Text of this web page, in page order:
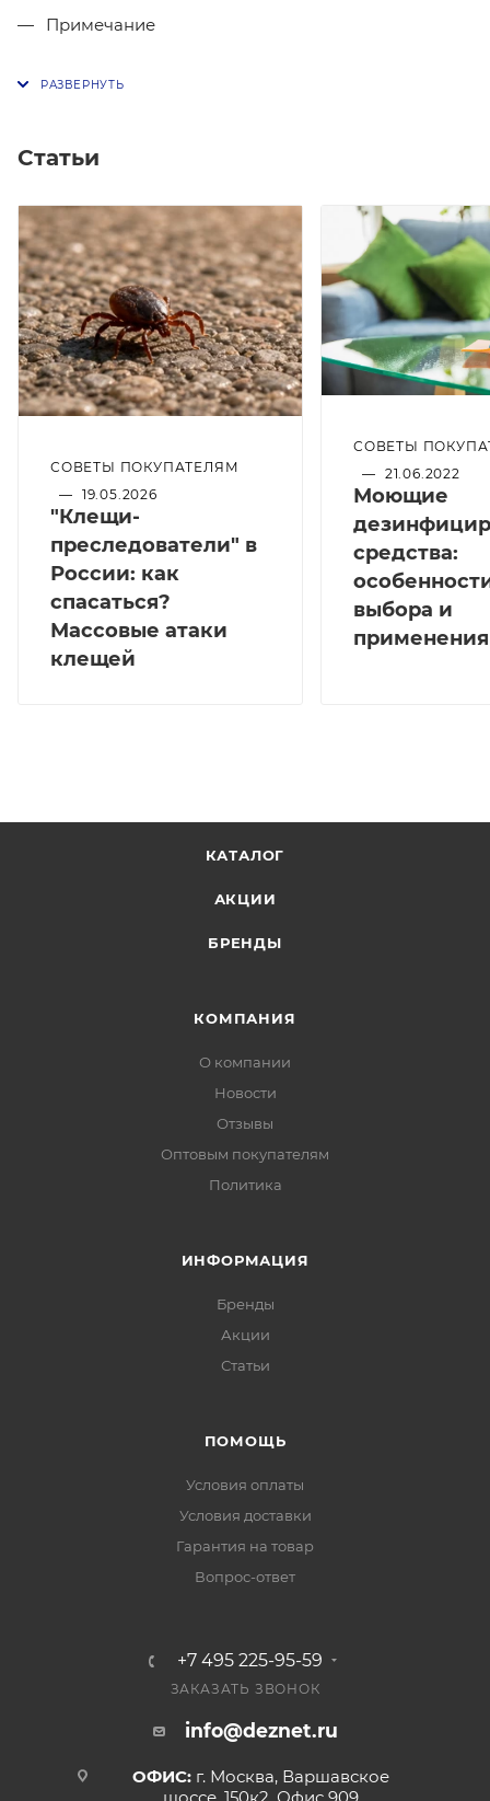
Примечание
Статьи
СОВЕТЫ ПОКУПАТЕЛЯМ
— 19.05.2026
"Клещи-
преследователи" в
России: как
спасаться?
Массовые атаки
клещей
СОВЕТЫ
— 21.06.2022
Моющие
средства:
выбора и
применения
КАТАЛОГ
АКЦИИ
БРЕНДЫ
КОМПАНИЯ
О компании
Новости
Отзывы
Оптовым покупателям
Политика
ИНФОРМАЦИЯ
Бренды
Акции
Статьи
ПОМОЩЬ
Условия оплаты
Условия доставки
Гарантия на товар
Вопрос-ответ
+7 495 225-95-59
ЗАКАЗАТЬ ЗВОНОК
info@deznet.ru
ОФИС: г. Москва, Варшавское